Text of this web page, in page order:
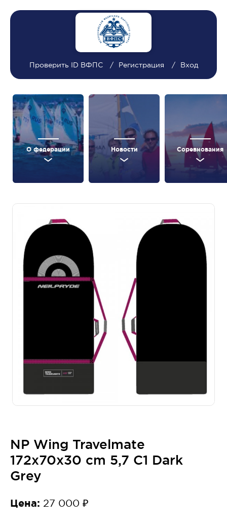
Проверить ID ВФПС Регистрация Вход
О федерации Новости Соревнования
NP Wing Travelmate
172x70x30 cm 5,7 C1 Dark
Grey
Цена: 27 000 ₽